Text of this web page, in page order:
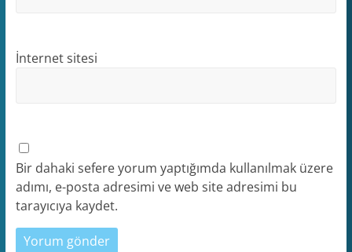
İnternet sitesi
Bir dahaki sefere yorum yaptığımda kullanılmak üzere
adımı, e-posta adresimi ve web site adresimi bu
tarayıcıya kaydet.